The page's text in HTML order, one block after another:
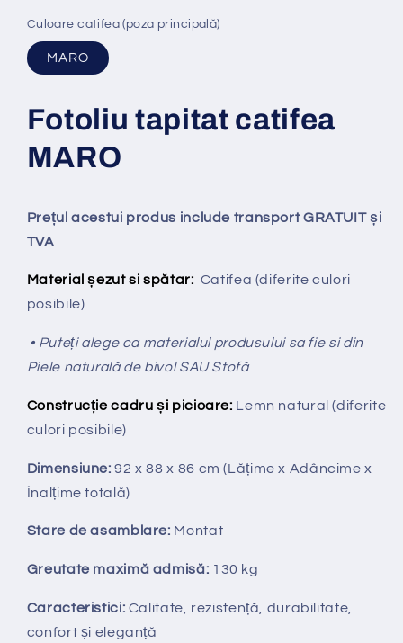
Culoare catifea (poza principală)
MARO
Fotoliu tapitat catifea
MARO
Prețul acestui produs include transport GRATUIT și
TVA
Material șezut si spătar: Catifea (diferite culori
posibile)
• Puteți alege ca materialul produsului sa fie si din
Piele naturală de bivol SAU Stofă
Construcție cadru și picioare: Lemn natural (diferite
culori posibile)
Dimensiune: 92 x 88 x 86 cm(Lățime x Adâncime x
Înalțime totală)
Stare de asamblare: Montat
Greutate maximă admisă: 130 kg
Caracteristici: Calitate, rezistență, durabilitate,
confort și eleganță